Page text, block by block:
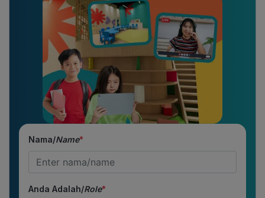
Nama/Name*
Anda Adalah/Role*